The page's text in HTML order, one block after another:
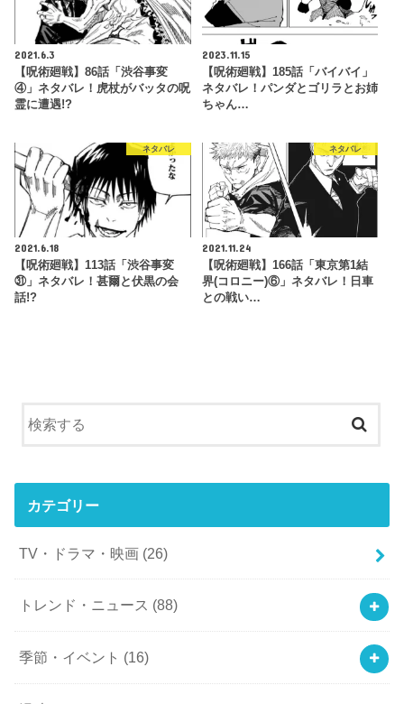
2021.6.3
【呪術廻戦】86話「渋谷事変
④」ネタバレ！虎杖がバッタの呪
霊に遭遇!?
2023.11.15
【呪術廻戦】185話「バイバイ」
ネタバレ！パンダとゴリラとお姉
ちゃん…
ネタバレ
2021.6.18
【呪術廻戦】113話「渋谷事変
㉛」ネタバレ！甚爾と伏黒の会
話!?
ネタバレ
2021.11.24
【呪術廻戦】166話「東京第1結
界(コロニー)⑥」ネタバレ！日車
との戦い…
カテゴリー
TV・ドラマ・映画 (26)
トレンド・ニュース (88)
季節・イベント (16)